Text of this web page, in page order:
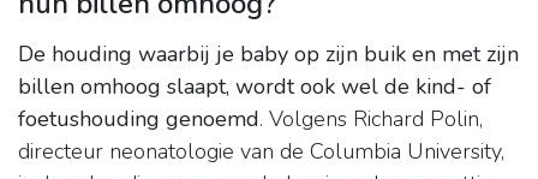
De houding waarbij je baby op zijn buik en met zijn
billen omhoog slaapt, wordt ook wel de kind- of
foetushouding genoemd. Volgens Richard Polin,
directeur neonatologie van de Columbia University,